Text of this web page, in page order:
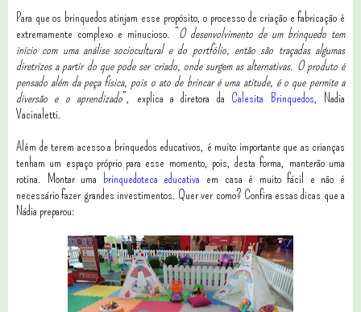
Para que os brinquedos atinjam esse propósito, o processo de criação e fabricação é
extremamente complexo e minucioso. “O desenvolvimento de um brinquedo tem
início com uma análise sociocultural e do portfólio, então são traçadas algumas
diretrizes a partir do que pode ser criado, onde surgem as alternativas. O produto é
pensado além da peça física, pois o ato de brincar é uma atitude, é o que permite a
diversão e o aprendizado”, explica a diretora da Calesita Brinquedos , Nadia
Vacinaletti.
Além de terem acesso a brinquedos educativos, é muito importante que as crianças
tenham um espaço próprio para esse momento, pois, desta forma, manterão uma
rotina. Montar uma brinquedoteca educativa em casa é muito fácil e não é
necessário fazer grandes investimentos. Quer ver como? Confira essas dicas que a
Nádia preparou: